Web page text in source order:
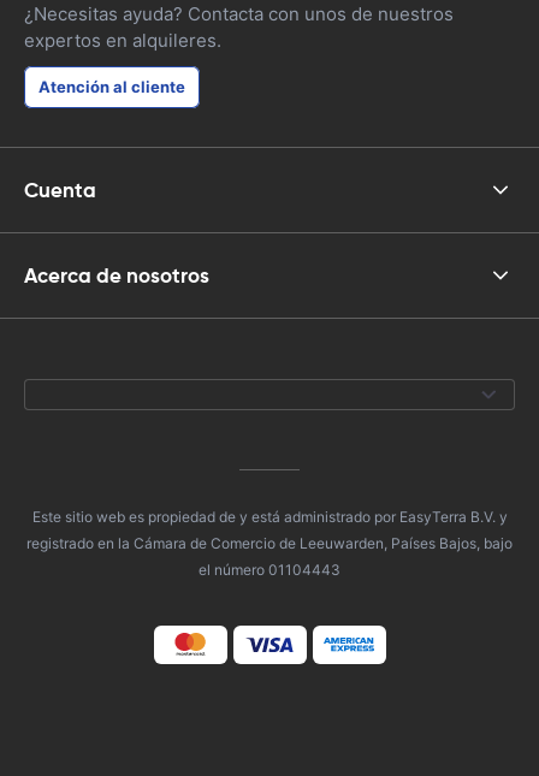
¿Necesitas ayuda? Contacta con unos de nuestros
expertos en alquileres.
Atención al cliente
Cuenta
Acerca de nosotros
Este sitio web es propiedad de y está administrado por EasyTerra B.V. y
registrado en la Cámara de Comercio de Leeuwarden, Países Bajos, bajo
el número 01104443